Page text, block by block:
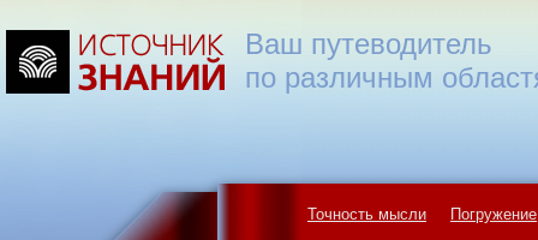
Точность мысли Погружение
Ваш путеводитель
по различным